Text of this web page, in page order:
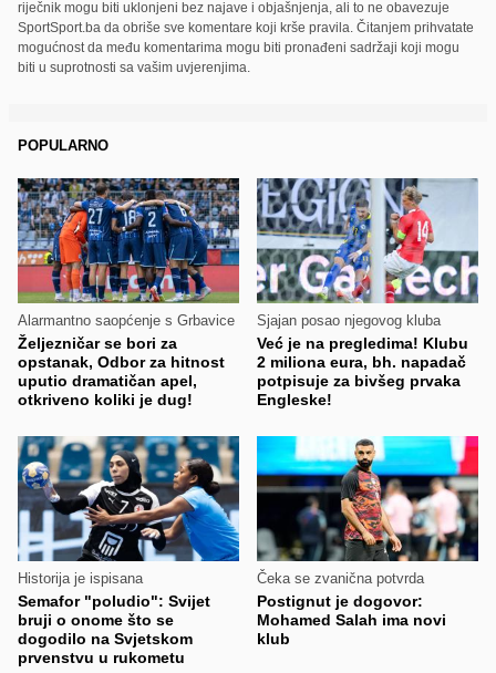
riječnik mogu biti uklonjeni bez najave i objašnjenja, ali to ne obavezuje
SportSport.ba da obriše sve komentare koji krše pravila. Čitanjem prihvatate
mogućnost da među komentarima mogu biti pronađeni sadržaji koji mogu
biti u suprotnosti sa vašim uvjerenjima.
POPULARNO
Alarmantno saopćenje s Grbavice
Željezničar se bori za
opstanak, Odbor za hitnost
uputio dramatičan apel,
otkriveno koliki je dug!
Sjajan posao njegovog kluba
Već je na pregledima! Klubu
2 miliona eura, bh. napadač
potpisuje za bivšeg prvaka
Engleske!
Historija je ispisana
Semafor "poludio": Svijet
bruji o onome što se
dogodilo na Svjetskom
prvenstvu u rukometu
Čeka se zvanična potvrda
Postignut je dogovor:
Mohamed Salah ima novi
klub